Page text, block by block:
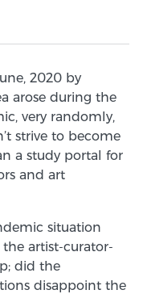
2020 by
arose during the
very randomly,
strive to become
a study portal for
and art
situation
artist-curator-
did the
disappoint the